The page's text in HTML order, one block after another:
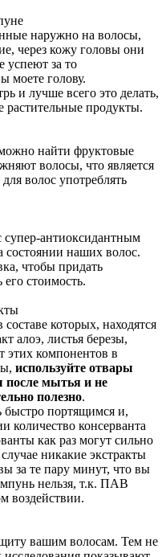
наружно на волосы,
через кожу головы они
успеют за то
моете голову.
и лучше всего это делать,
растительные продукты.
найти фруктовые
волосы, что является
волос употреблять
антиоксидантным
состоянии наших волос.
чтобы придать
стоимость.
которых, находятся
алоэ, листья березы,
компонентов в
используйте отвары
после мытья и не
полезно.
портящимся и,
количество консерванта
как раз могут сильно
никакие экстракты
за те пару минут, что вы
нельзя, т.к. ПАВ
воздействии.
вашим волосам. Тем не